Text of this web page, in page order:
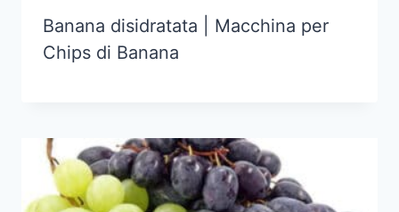
Banana disidratata | Macchina per
Chips di Banana